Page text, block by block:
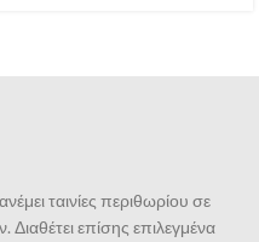
ταινίες περιθωρίου σε
Διαθέτει επίσης επιλεγμένα